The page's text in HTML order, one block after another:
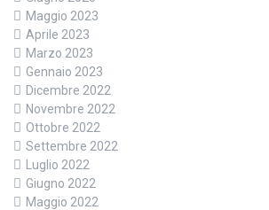
Maggio 2023
Aprile 2023
Marzo 2023
Gennaio 2023
Dicembre 2022
Novembre 2022
Ottobre 2022
Settembre 2022
Luglio 2022
Giugno 2022
Maggio 2022